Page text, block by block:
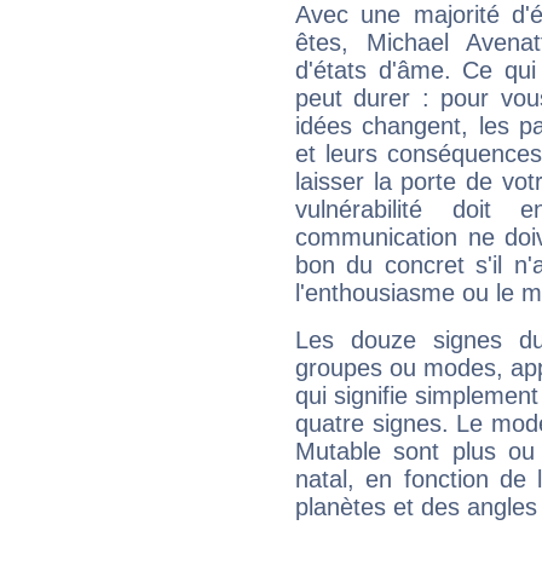
Avec une majorité
êtes, Michael
d'états d'âme. Ce
peut durer : pour
idées changent, les
et leurs
laisser la porte de
vulnérabilité doit
communication ne
bon du concret s'il
l'enthousiasme ou le
Les douze signes
groupes ou modes,
qui signifie
quatre signes. Le
Mutable sont plus
natal, en fonction de
planètes et des